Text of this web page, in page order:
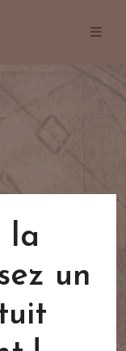
la
un